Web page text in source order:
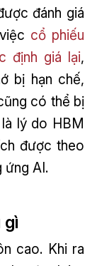
đánh giá
cổ phiếu
định giá lại,
bị hạn chế,
có thể bị
lý do HBM
được theo
ứng AI.
gì
cao. Khi ra